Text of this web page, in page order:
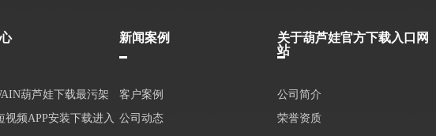
葫芦娃下载最污架
视频APP安装下载进入
新闻案例
客户案例
公司动态
关于葫芦娃官方下载入口网
站
公司简介
荣誉资质